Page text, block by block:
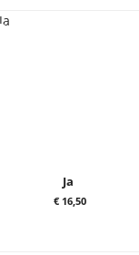
Ja
€ 16,50